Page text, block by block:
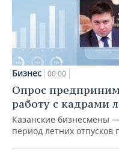
Бизнес 00:00
Опрос
работу с кадрами
Казанские бизнесмены
период летних отпусков